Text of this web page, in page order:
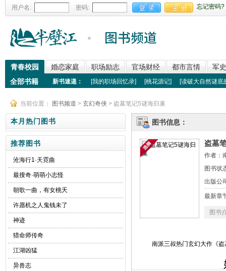
用户名: 密码: 忘记密码?
青春校园 婚恋家庭 职场励志 官场财经 都市言情
军
全部书籍
新书速递： [我的职场回忆录] [桃花源记] [读破大自然谜底
当前位置： 图书频道 > 玄幻奇侠 > 盗墓笔记5谜海归巢
本月热门图书
推荐图书
沧海行1·天霓曲
最搜奇·萌萌小志怪
朝歌一曲，有女桃夭
许愿机之人鬼钱未了
神迹
猎命师传奇
江湖凶猛
异兽志
图书信息：
盗墓
作者：
图书状
出版公
最新章
图书
南派三叔热门玄幻大作《盗